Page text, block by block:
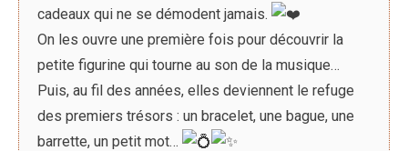
cadeaux qui ne se démodent jamais.
On les ouvre une première fois pour découvrir la
petite figurine qui tourne au son de la musique…
Puis, au fil des années, elles deviennent le refuge
des premiers trésors : un bracelet, une bague, une
barrette, un petit mot…